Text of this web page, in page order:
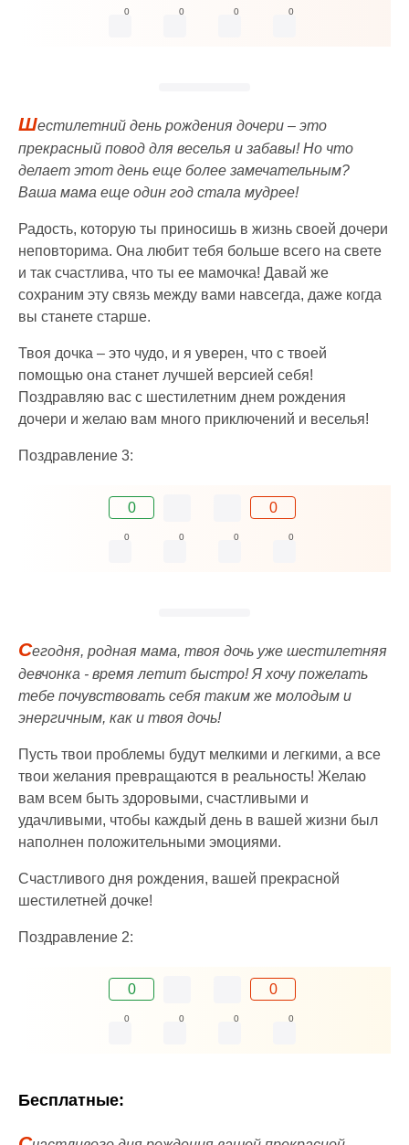
0 0 0 0
Шестилетний день рождения дочери – это
прекрасный повод для веселья и забавы! Но что
делает этот день еще более замечательным?
Ваша мама еще один год стала мудрее!
Радость, которую ты приносишь в жизнь своей дочери
неповторима. Она любит тебя больше всего на свете
и так счастлива, что ты ее мамочка! Давай же
сохраним эту связь между вами навсегда, даже когда
вы станете старше.
Твоя дочка – это чудо, и я уверен, что с твоей
помощью она станет лучшей версией себя!
Поздравляю вас с шестилетним днем рождения
дочери и желаю вам много приключений и веселья!
Поздравление 3:
0 0
0 0 0 0
Сегодня, родная мама, твоя дочь уже шестилетняя
девчонка - время летит быстро! Я хочу пожелать
тебе почувствовать себя таким же молодым и
энергичным, как и твоя дочь!
Пусть твои проблемы будут мелкими и легкими, а все
твои желания превращаются в реальность! Желаю
вам всем быть здоровыми, счастливыми и
удачливыми, чтобы каждый день в вашей жизни был
наполнен положительными эмоциями.
Счастливого дня рождения, вашей прекрасной
шестилетней дочке!
Поздравление 2:
0 0
0 0 0 0
Бесплатные: